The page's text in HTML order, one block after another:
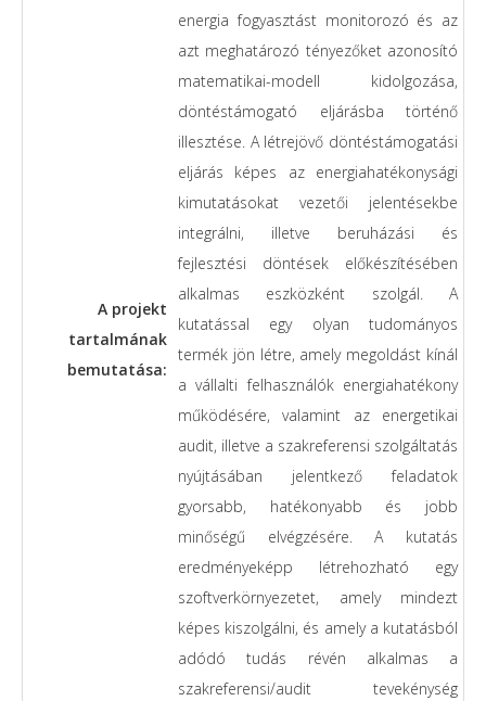
A projekt
tartalmának
bemutatása:
energia fogyasztást monitorozó és az
azt meghatározó tényezőket azonosító
matematikai-modell kidolgozása,
döntéstámogató eljárásba történő
illesztése. A létrejövő döntéstámogatási
eljárás képes az energiahatékonysági
kimutatásokat vezetői jelentésekbe
integrálni, illetve beruházási és
fejlesztési döntések előkészítésében
alkalmas eszközként szolgál. A
kutatással egy olyan tudományos
termék jön létre, amely megoldást kínál
a vállalti felhasználók energiahatékony
működésére, valamint az energetikai
audit, illetve a szakreferensi szolgáltatás
nyújtásában jelentkező feladatok
gyorsabb, hatékonyabb és jobb
minőségű elvégzésére. A kutatás
eredményeképp létrehozható egy
szoftverkörnyezetet, amely mindezt
képes kiszolgálni, és amely a kutatásból
adódó tudás révén alkalmas a
szakreferensi/audit tevekénység